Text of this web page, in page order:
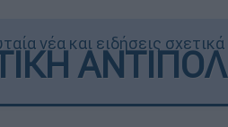
νέα και ειδήσεις σχετικά